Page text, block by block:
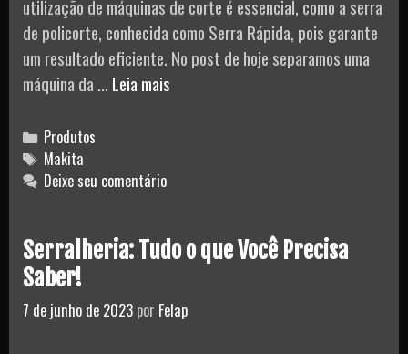
utilização de máquinas de corte é essencial, como a serra
de policorte, conhecida como Serra Rápida, pois garante
um resultado eficiente. No post de hoje separamos uma
máquina da … Leia mais
LC1230-
220
Categories
Produtos
Tags
Makita
Deixe seu comentário
Serralheria: Tudo o que Você Precisa
Saber!
7 de junho de 2023 por Felap